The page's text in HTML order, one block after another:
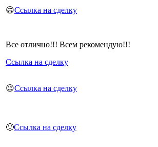
😄Ссылка на сделку
Все отлично!!! Всем рекомендую!!!
Ссылка на сделку
😉Ссылка на сделку
🙂Ссылка на сделку